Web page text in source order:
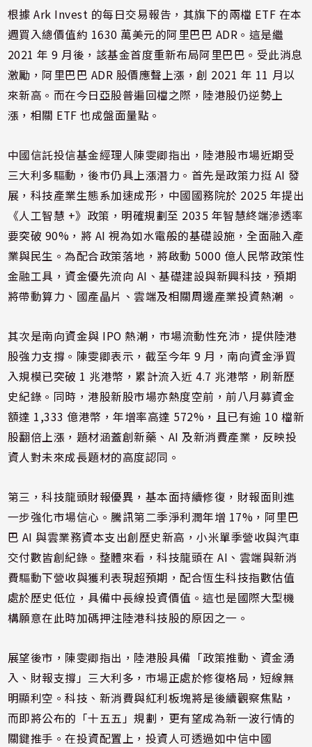
根據 Ark Invest 的每日交易報告，其旗下的兩檔 ETF 在本
週買入總價值約 1630 萬美元的阿里巴巴 ADR。這是繼
2021 年 9 月後，該基金首度重新布局阿里巴巴。受此消息
激勵，阿里巴巴 ADR 股價應聲上漲，創 2021 年 11 月以
來新高。而在今日亞股普遍回檔之際，陸港股仍逆勢上
漲，相關 ETF 也成盤面量點。
中國信託投信基金經理人陳雯卿指出，陸港股市場近期受
三大利多驅動，後市仍具上漲潛力。首先是政策力挺 AI 發
展，科技產業生態系加速成形，中國國務院於 2025 年提出
《人工智慧 +》政策，明確規劃至 2035 年智慧終端滲透率
要突破 90%，將 AI 視為如水電般的基礎設施，全面融入產
業與民生。為配合政策落地，將啟動 5000 億人民幣政策性
金融工具，資金優先流向 AI、基礎建設與新興科技，預期
將帶動算力、國產晶片、雲端及相關周邊產業投資熱潮 。
其次是南向資金與 IPO 熱潮，市場流動性充沛，提供陸港
股強力支撐。陳雯卿表示，截至今年 9 月，南向資金淨買
入規模已突破 1 兆港幣，累計流入近 4.7 兆港幣，刷新歷
史紀錄。同時，港股新股市場亦熱度空前，前八月募資金
額達 1,333 億港幣，年增率高達 572%，且已有逾 10 檔新
股翻倍上漲，題材涵蓋創新藥、AI 及新消費產業，反映投
資人對未來成長題材的高度認同。
第三，科技龍頭財報優異，基本面持續修復，財報面則進
一步強化市場信心。騰訊第二季淨利潤年增 17%，阿里巴
巴 AI 與雲業務資本支出創歷史新高，小米單季營收與汽車
交付數皆創紀錄。整體來看，科技龍頭在 AI、雲端與新消
費驅動下營收與獲利表現超預期，配合恆生科技指數估值
處於歷史低位，具備中長線投資價值。這也是國際大型機
構願意在此時加碼押注陸港科技股的原因之一。
展望後市，陳雯卿指出，陸港股具備「政策推動、資金湧
入、財報支撐」三大利多，市場正處於修復格局，短線無
明顯利空。科技、新消費與紅利板塊將是後續觀察焦點，
而即將公布的「十五五」規劃，更有望成為新一波行情的
關鍵推手。在投資配置上，投資人可透過如中信中國